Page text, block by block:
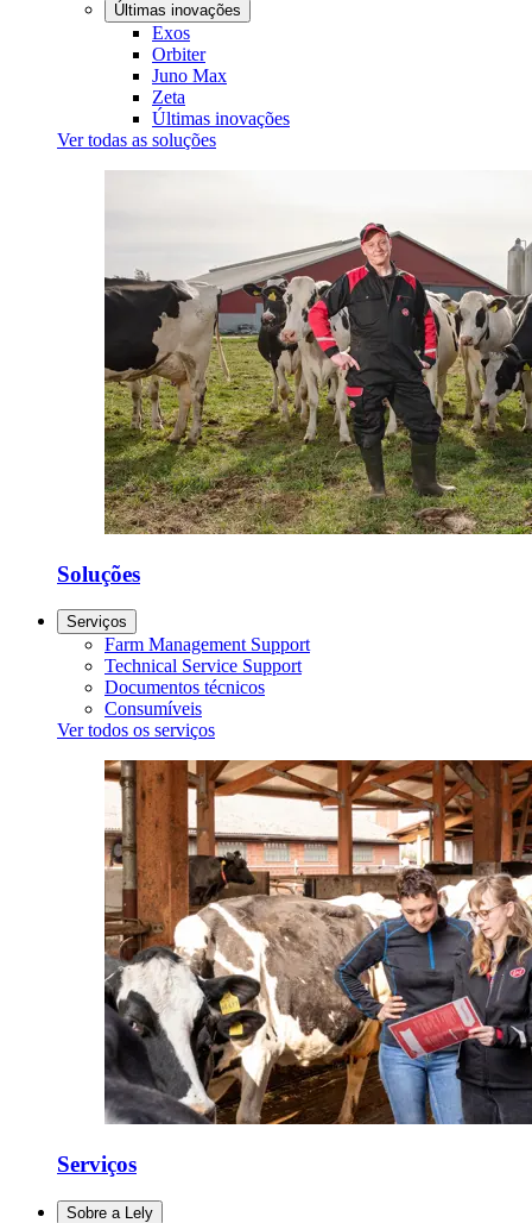
Últimas inovações
Exos
Orbiter
Juno Max
Zeta
Últimas inovações
Ver todas as soluções
Soluções
Serviços
Farm Management Support
Technical Service Support
Documentos técnicos
Consumíveis
Ver todos os serviços
Serviços
Sobre a Lely